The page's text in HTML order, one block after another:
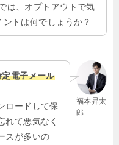
は、オプトアウトで気
ントは何でしょうか？
福本昇太
郎
電子メール
ロードして保
れて悪気なく
スが多いの